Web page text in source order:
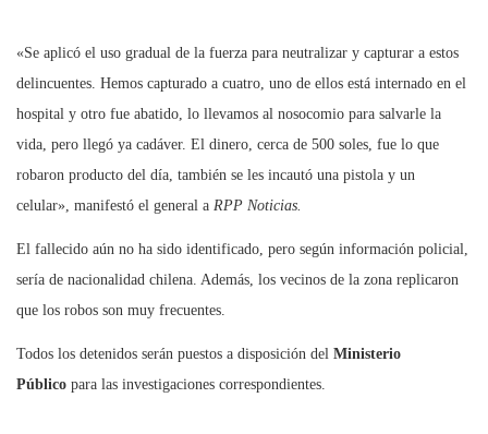
«Se aplicó el uso gradual de la fuerza para neutralizar y capturar a estos
delincuentes. Hemos capturado a cuatro, uno de ellos está internado en el
hospital y otro fue abatido, lo llevamos al nosocomio para salvarle la
vida, pero llegó ya cadáver. El dinero, cerca de 500 soles, fue lo que
robaron producto del día, también se les incautó una pistola y un
celular», manifestó el general a RPP Noticias.
El fallecido aún no ha sido identificado, pero según información policial,
sería de nacionalidad chilena. Además, los vecinos de la zona replicaron
que los robos son muy frecuentes.
Todos los detenidos serán puestos a disposición del Ministerio
Público para las investigaciones correspondientes.